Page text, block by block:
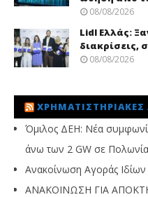
08/08/2026
Lidl Ελλάς:
διακρίσεις,
08/08/2026
Όμιλος ΔΕΗ: Νέα
άνω των 2 GW σε
Ανακοίνωση Αγοράς
ΑΝΑΚΟΙΝΩΣΗ ΓΙΑ